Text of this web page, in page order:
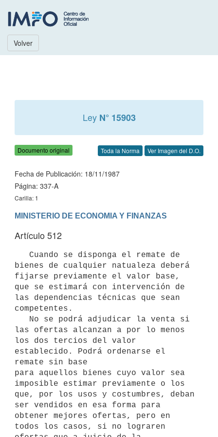
Volver
Ley N° 15903
Documento original Toda la Norma Ver Imagen del D.O.
Fecha de Publicación: 18/11/1987
Página: 337-A
Carilla: 1
MINISTERIO DE ECONOMIA Y FINANZAS
Artículo 512
bienes de cualquier natualeza deberá
fijarse previamente el valor base,
que se estimará con intervención de
las dependencias técnicas que sean
competentes.
las ofertas alcanzan a por lo menos
los dos tercios del valor
establecido. Podrá ordenarse el
remate sin base
para aquellos bienes cuyo valor sea
imposible estimar previamente o los
que, por los usos y costumbres, deban
ser vendidos en esa forma para
obtener mejores ofertas, pero en
todos los casos, si no lograren